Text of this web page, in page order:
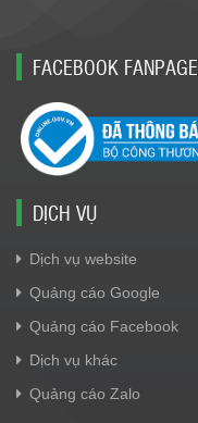
FACEBOOK FANPAGE
DỊCH VỤ
Dịch vụ website
Quảng cáo Google
Quảng cáo Facebook
Dịch vụ khác
Quảng cáo Zalo